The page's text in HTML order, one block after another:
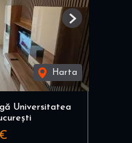
Harta
Next
Universitatea